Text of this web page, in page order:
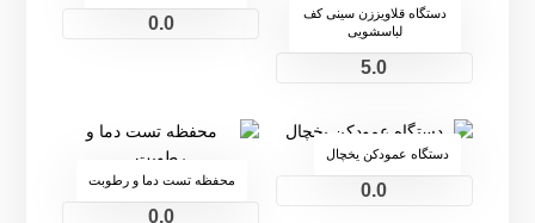
دستگاه قلاویززن سینی کف
لباسشویی
5.0
0.0
دستگاه عمودکن یخچال
0.0 محفظه تست دما و رطوبت
0.0